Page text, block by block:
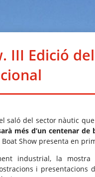
III Edició del
saló del sector nàutic
més d’un centenar de
Show presenta en
industrial, la
i presentacions